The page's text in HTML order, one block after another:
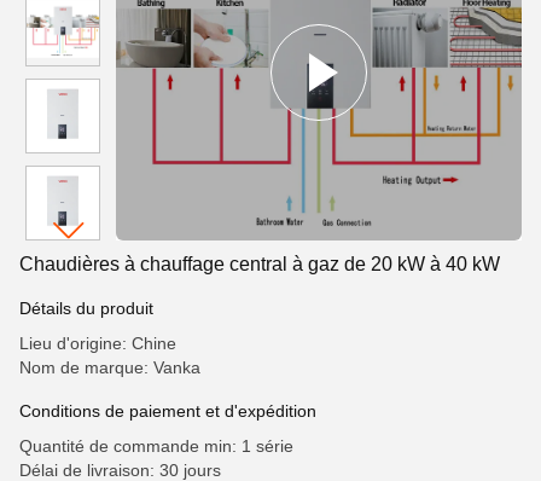
Chaudières à chauffage central à gaz de 20 kW à 40 kW
Détails du produit
Lieu d'origine: Chine
Nom de marque: Vanka
Conditions de paiement et d'expédition
Quantité de commande min: 1 série
Délai de livraison: 30 jours